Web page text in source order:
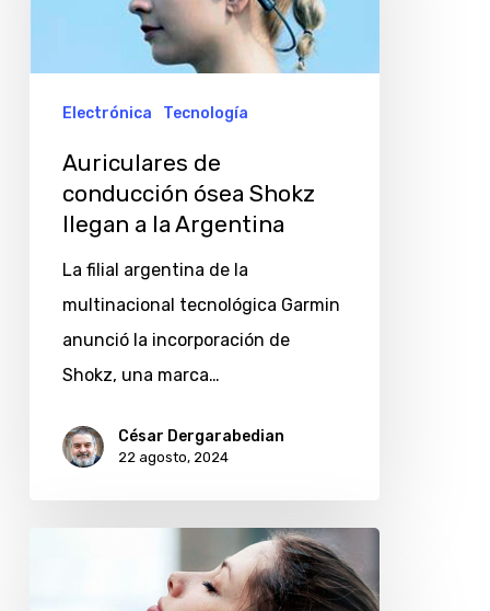
Argentina
Electrónica Tecnología
Auriculares de
conducción ósea Shokz
llegan a la Argentina
La filial argentina de la
multinacional tecnológica Garmin
anunció la incorporación de
Shokz, una marca…
César Dergarabedian
22 agosto, 2024